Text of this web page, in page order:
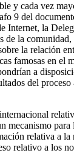
y cada vez
9 del
la
la
la relación
famosas en
a
del
relativa a
relativo a los